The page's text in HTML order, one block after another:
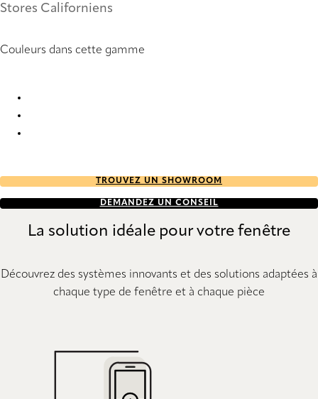
Stores Californiens
Couleurs dans cette gamme
TROUVEZ UN SHOWROOM
DEMANDEZ UN CONSEIL
La solution idéale pour votre fenêtre
Découvrez des systèmes innovants et des solutions adaptées à
chaque type de fenêtre et à chaque pièce